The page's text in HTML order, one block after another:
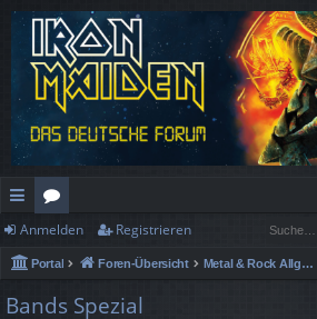
ch
ne
llz
or
en
Anmelden Registrieren
Portal Foren-Übersicht Metal & Rock Allgemein
Bands Spezial